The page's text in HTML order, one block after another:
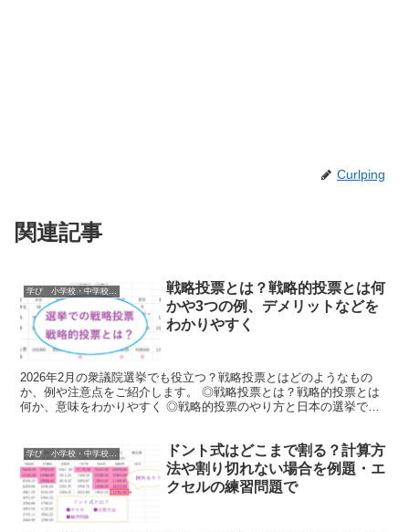
Curlping
関連記事
学び 小学校・中学校・高校・大学 受験情報
戦略投票とは？戦略的投票とは何
かや3つの例、デメリットなどを
わかりやすく
2026年2月の衆議院選挙でも役立つ？戦略投票とはどのようなもの
か、例や注意点をご紹介します。 ◎戦略投票とは？戦略的投票とは
何か、意味をわかりやすく ◎戦略的投票のやり方と日本の選挙でで
学び 小学校・中学校・高校・大学 受験情報
ドント式はどこまで割る？計算方
法や割り切れない場合を例題・エ
クセルの練習問題で